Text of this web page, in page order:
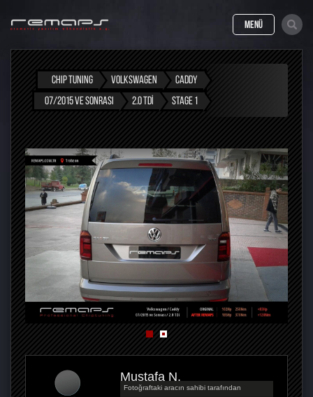
MENÜ
CHIP TUNING VOLKSWAGEN
CADDY
07/2015 VE SONRASI
2.0 TDI STAGE 1
Mustafa N.
Fotoğraftaki aracın sahibi tarafından